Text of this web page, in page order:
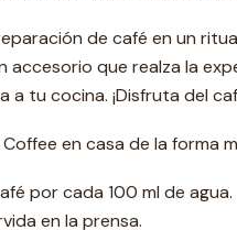
de café en un
accesorio que realza la
a tu cocina. ¡Disfruta del
en casa de la forma
por cada 100 ml de agua.
en la prensa.